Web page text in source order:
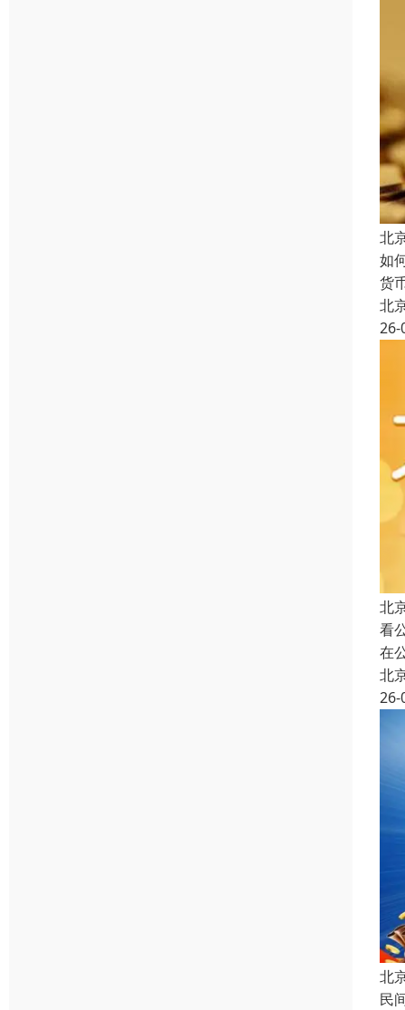
北
如
货
北
26-
北
看
在
北
26-
北
民